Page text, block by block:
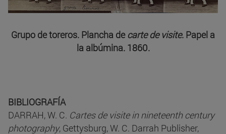
Grupo de toreros. Plancha de carte de visite. Papel a
la albúmina. 1860.
BIBLIOGRAFÍA
DARRAH, W. C. Cartes de visite in nineteenth century
photography, Gettysburg, W. C. Darrah Publisher,